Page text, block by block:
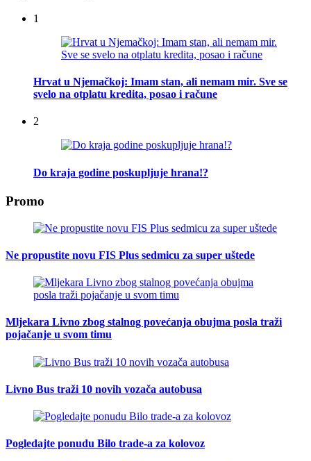
1
Hrvat u Njemačkoj: Imam stan, ali nemam mir. Sve se
svelo na otplatu kredita, posao i račune
2
Do kraja godine poskupljuje hrana!?
Promo
Ne propustite novu FIS Plus sedmicu za super uštede
Mljekara Livno zbog stalnog povećanja obujma posla traži
pojačanje u svom timu
Livno Bus traži 10 novih vozača autobusa
Pogledajte ponudu Bilo trade-a za kolovoz